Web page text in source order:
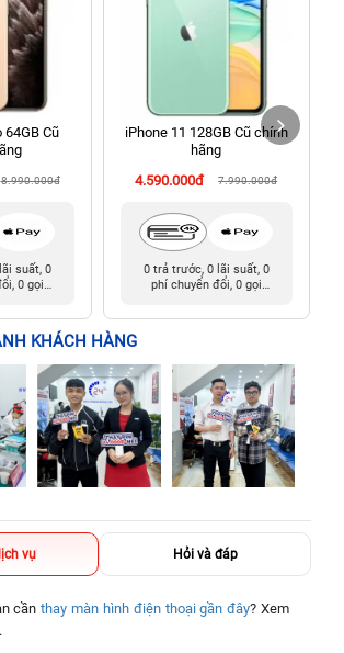
Ninh, Dĩ An, Hồ Chí Minh (Bình Dương Cũ)
162A Ba Cu, Vũng Tàu, Hồ Chí Minh (TP. Vũng
Thụ, Tân Sơn Nhất, Hồ Chí Minh (Tân Bình
64GB Cũ
8.990.000đ
suất, 0
0 gọi
iPhone 11 128GB Cũ chính
hãng
4.590.000đ
7.990.000đ
0 trả trước, 0 lãi suất, 0
phí chuyển đổi, 0 gọi
KHÁCH HÀNG
vụ Hỏi và đáp
cầnthay màn hình điện thoại gần đây? Xem